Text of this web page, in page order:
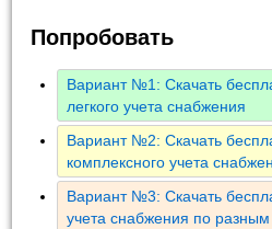
Попробовать
Вариант №1: Скачать
легкого учета снабжения
Вариант №2: Скачать
комплексного учета
Вариант №3: Скачать
учета снабжения по